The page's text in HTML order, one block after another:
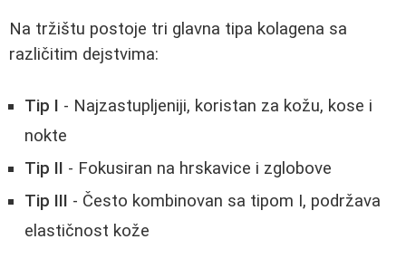
Na tržištu postoje tri glavna tipa kolagena sa
različitim dejstvima:
Tip I - Najzastupljeniji, koristan za kožu, kose i
nokte
Tip II - Fokusiran na hrskavice i zglobove
Tip III - Često kombinovan sa tipom I, podržava
elastičnost kože